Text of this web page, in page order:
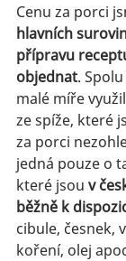
Cenu za porci
hlavních
přípravu
objednat.
malé míře
ze spíže, které
za porci
jedná pouze o
které jsou v
běžně k
cibule, česnek,
koření, olej